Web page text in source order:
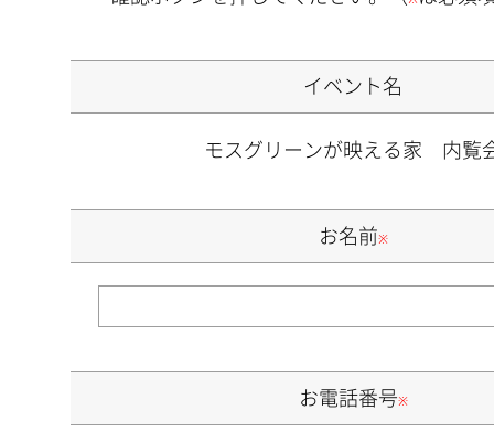
イベント名
モスグリーンが映える家 内覧
お名前※
お電話番号※